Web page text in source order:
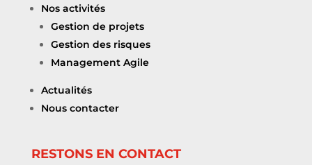
Nos activités
Gestion de projets
Gestion des risques
Management Agile
Actualités
Nous contacter
RESTONS EN CONTACT